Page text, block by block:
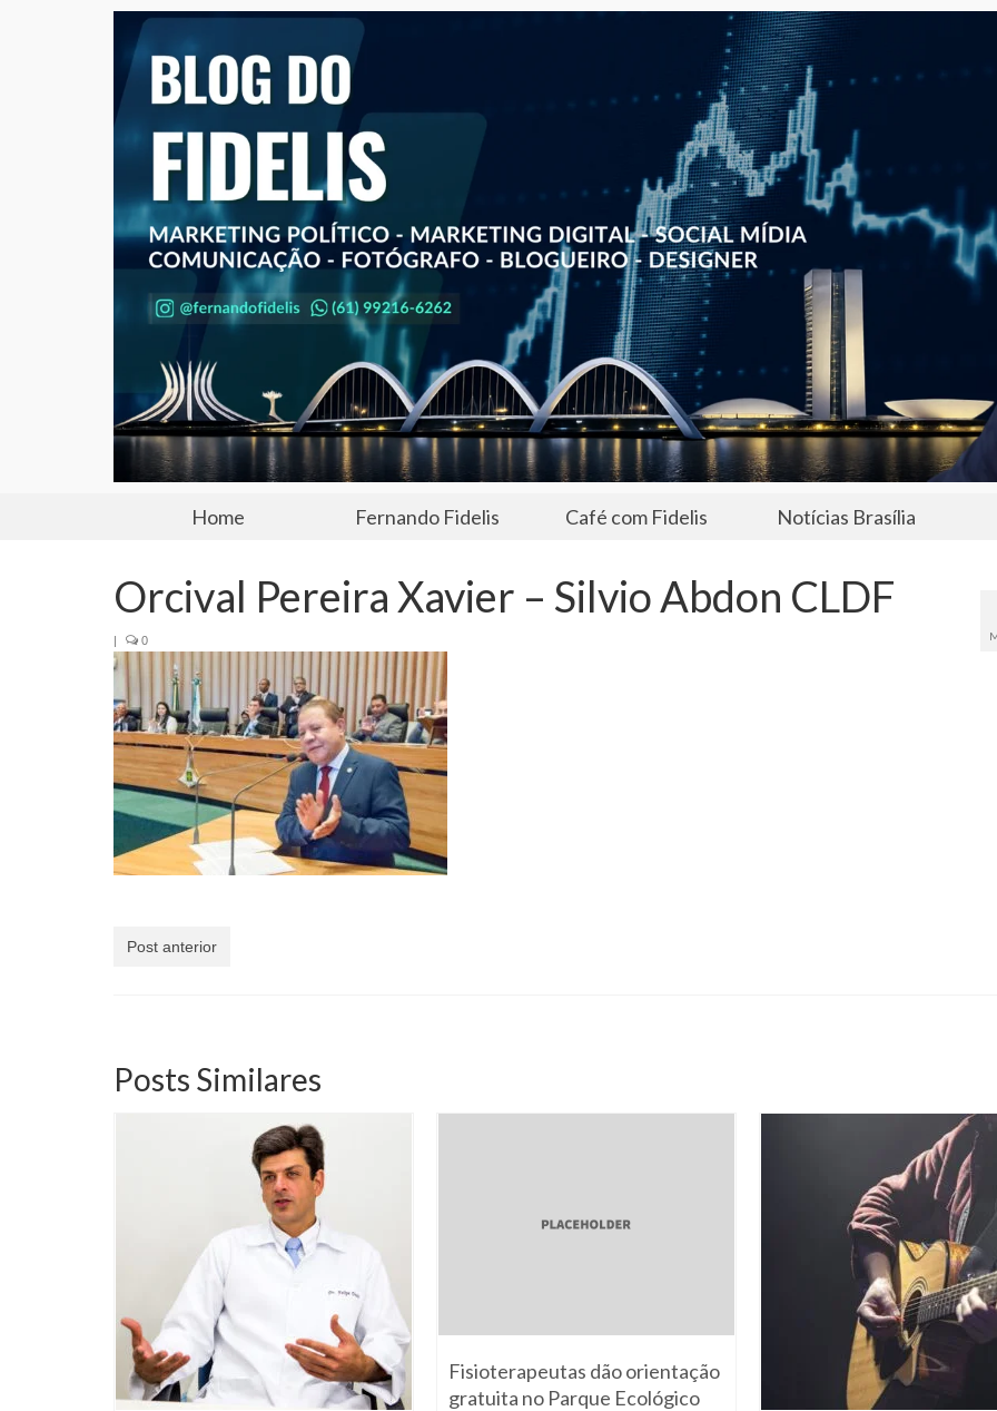
Home Fernando Fidelis Café com Fidelis Notícias Brasília
Orcival Pereira Xavier – Silvio Abdon CLDF
| 0
Post anterior
Posts Similares
Fisioterapeutas dão orientação
gratuita no Parque Ecológico